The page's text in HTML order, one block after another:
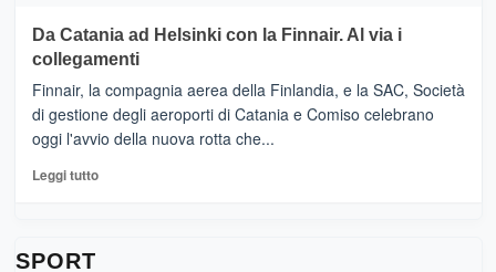
tappe
dell’enoturismo
RANDAZZO
–
Ci
siamo
quasi….
pronti
per
Da Catania ad Helsinki con la Finnair. Al via i
collegamenti
Finnair, la compagnia aerea della Finlandia, e la SAC, Società
di gestione degli aeroporti di Catania e Comiso celebrano
oggi l'avvio della nuova rotta che...
Leggi tuttoLeggi
SPORT